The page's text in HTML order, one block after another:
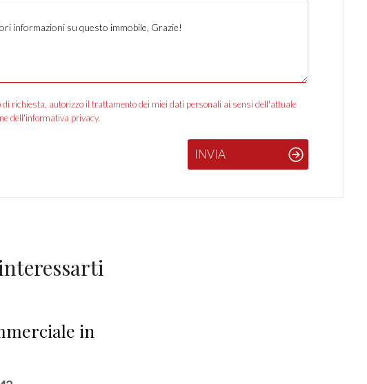
di richiesta, autorizzo il trattamento dei miei dati personali ai sensi dell'attuale
dell'informativa privacy.
INVIA
in